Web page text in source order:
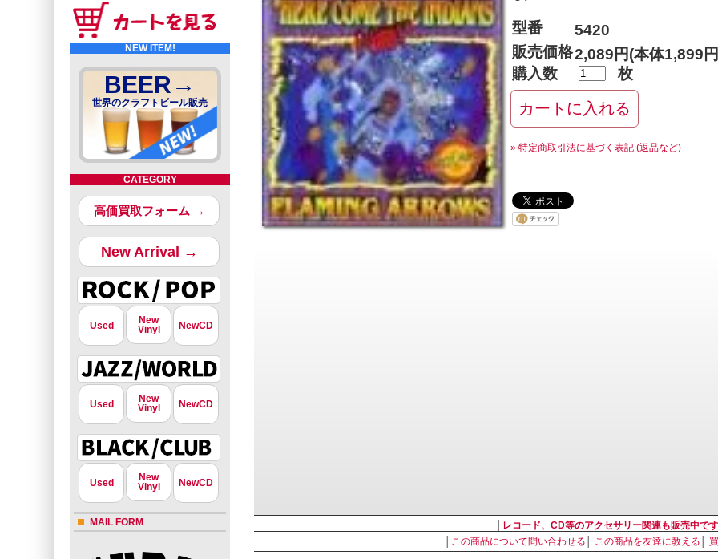
NEW ITEM!
BEER→
世界のクラフトビール販売
CATEGORY
高価買取フォーム →
New Arrival →
Used
New
Vinyl
NewCD
Used
New
Vinyl
NewCD
Used
New
Vinyl
NewCD
MAIL FORM
型番
5420
販売価格2,089円(本体1,899
購入数
枚
» 特定商取引法に基づく表記 (返品など)
レコード、CD等のアクセサリー関連も販売中です
この商品について問い合わせる この商品を友達に教える